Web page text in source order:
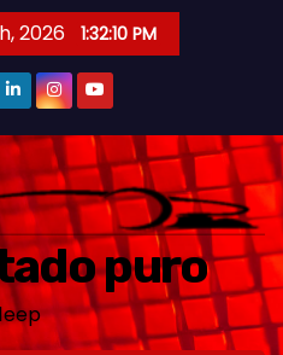
2026 1:32:11 PM
puro